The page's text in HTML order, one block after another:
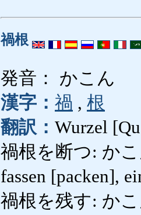
禍根
発音： かこん
漢字： 禍 , 根
翻訳： Wurzel
禍根を断つ: かこ
fassen [packen],
禍根を残す: かこ